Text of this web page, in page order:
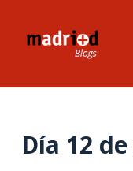
Día 12